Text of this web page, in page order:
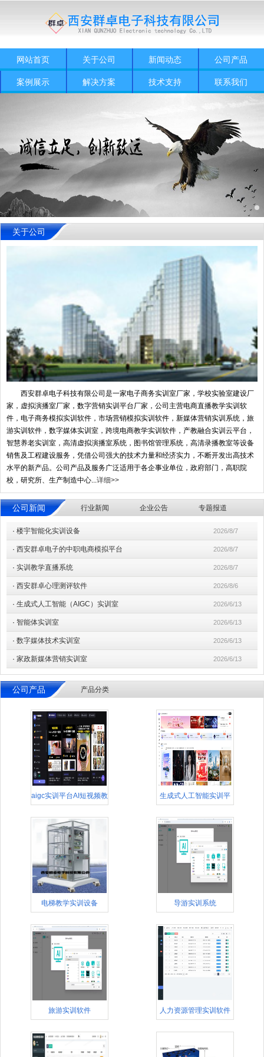
网站首页 关于公司 新闻动态 公司产品
案例展示 解决方案 技术支持 联系我们
关于公司
西安群卓电子科技有限公司是一家电子商务实训室厂家，学校实验室建设厂
家，虚拟演播室厂家，数字营销实训平台厂家，公司主营电商直播教学实训软
件，电子商务模拟实训软件，市场营销模拟实训软件，新媒体营销实训系统，旅
游实训软件，数字媒体实训室，跨境电商教学实训软件，产教融合实训云平台，
智慧养老实训室，高清虚拟演播室系统，图书馆管理系统，高清录播教室等设备
销售及工程建设服务，凭借公司强大的技术力量和经济实力，不断开发出高技术
水平的新产品。公司产品及服务广泛适用于各企事业单位，政府部门，高职院
校，研究所、生产制造中心...详细>>
公司新闻 行业新闻 企业公告 专题报道
· 楼宇智能化实训设备 2026/8/7
· 西安群卓电子的中职电商模拟平台 2026/8/7
· 实训教学直播系统 2026/8/7
· 西安群卓心理测评软件 2026/8/6
· 生成式人工智能（AIGC）实训室 2026/6/13
· 智能体实训室 2026/6/13
· 数字媒体技术实训室 2026/6/13
· 家政新媒体营销实训室 2026/6/13
公司产品 产品分类
aigc实训平台AI短视频教 生成式人工智能实训平
电梯教学实训设备 导游实训系统
旅游实训软件 人力资源管理实训软件